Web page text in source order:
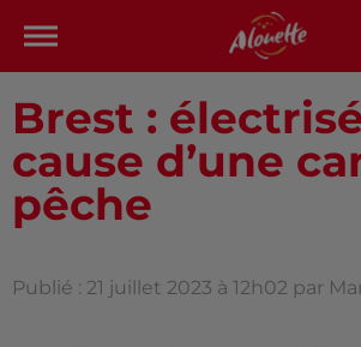
Brest :
cause d’une
pêche
Publié : 21 juillet 2023 à 12h02 par